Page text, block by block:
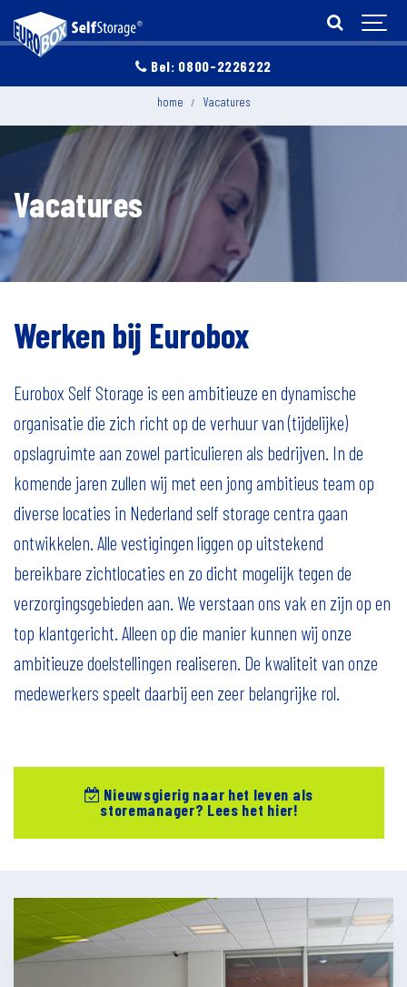
home Vacatures
Vacatures
Werken bij Eurobox
Eurobox Self Storage is een ambitieuze en dynamische
organisatie die zich richt op de verhuur van (tijdelijke)
opslagruimte aan zowel particulieren als bedrijven. In de
komende jaren zullen wij met een jong ambitieus team op
diverse locaties in Nederland self storage centra gaan
ontwikkelen. Alle vestigingen liggen op uitstekend
bereikbare zichtlocaties en zo dicht mogelijk tegen de
verzorgingsgebieden aan. We verstaan ons vak en zijn op en
top klantgericht. Alleen op die manier kunnen wij onze
ambitieuze doelstellingen realiseren. De kwaliteit van onze
medewerkers speelt daarbij een zeer belangrijke rol.
Nieuwsgierig naar het leven als
storemanager? Lees het hier!
Bel: 0800-2226222